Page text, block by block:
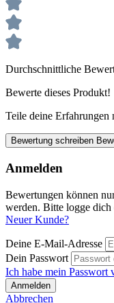
Durchschnittliche
Bewerte dieses Produkt!
Teile deine Erfahrungen
Bewertung schreiben
Anmelden
Bewertungen können
werden. Bitte logge dich
Neuer Kunde?
Deine E-Mail-Adresse
Dein Passwort
Ich habe mein Passwort
Anmelden
Abbrechen